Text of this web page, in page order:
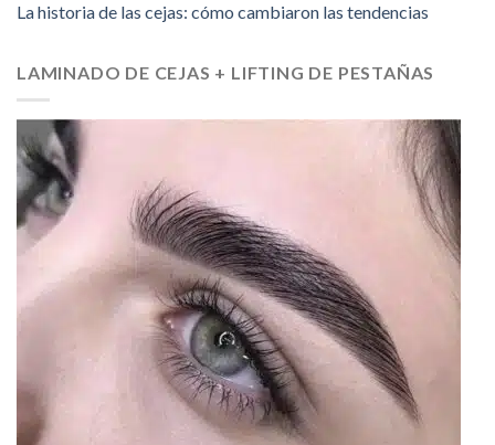
La historia de las cejas: cómo cambiaron las tendencias
LAMINADO DE CEJAS + LIFTING DE PESTAÑAS